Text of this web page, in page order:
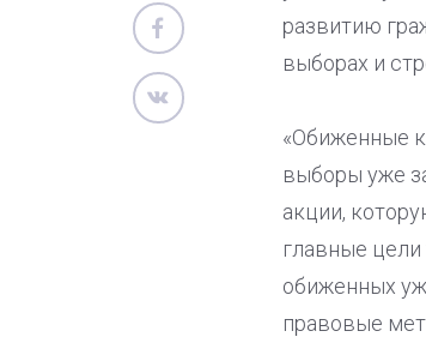
развитию
выборах и
«Обиженные
выборы уже
акции,
главные
обиженных
правовые